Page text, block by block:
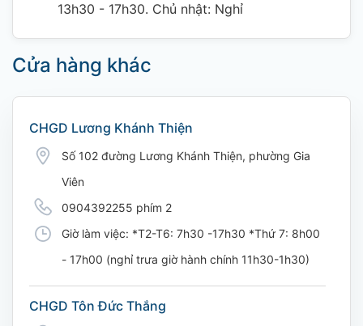
13h30 - 17h30. Chủ nhật: Nghỉ
Cửa hàng khác
CHGD Lương Khánh Thiện
Số 102 đường Lương Khánh Thiện, phường Gia
Viên
0904392255 phím 2
Giờ làm việc: *T2-T6: 7h30 -17h30 *Thứ 7: 8h00
- 17h00 (nghỉ trưa giờ hành chính 11h30-1h30)
CHGD Tôn Đức Thắng